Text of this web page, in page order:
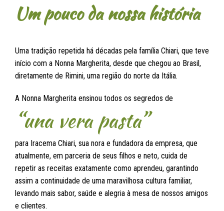
Um pouco da nossa história
Uma tradição repetida há décadas pela família Chiari, que teve
início com a Nonna Margherita, desde que chegou ao Brasil,
diretamente de Rimini, uma região do norte da Itália.
A Nonna Margherita ensinou todos os segredos de
“una vera pasta”
para Iracema Chiari, sua nora e fundadora da empresa, que
atualmente, em parceria de seus filhos e neto, cuida de
repetir as receitas exatamente como aprendeu, garantindo
assim a continuidade de uma maravilhosa cultura familiar,
levando mais sabor, saúde e alegria à mesa de nossos amigos
e clientes.